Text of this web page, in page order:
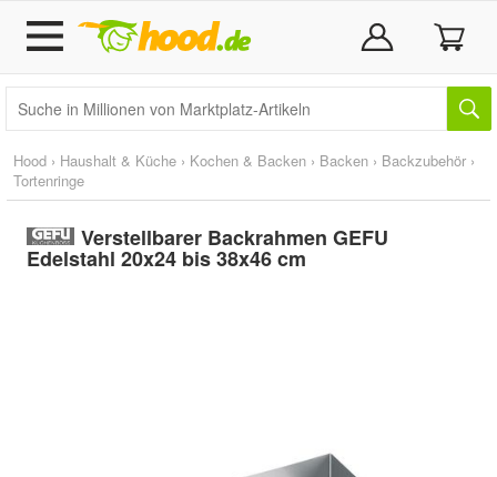
Hood › Haushalt & Küche › Kochen & Backen › Backen › Backzubehör ›
Tortenringe
Verstellbarer Backrahmen GEFU
Edelstahl 20x24 bis 38x46 cm